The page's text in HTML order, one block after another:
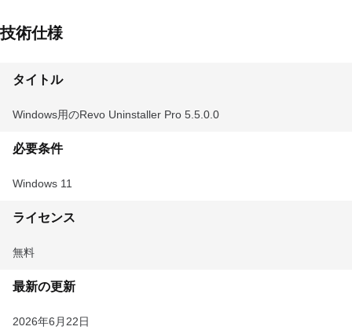
技術仕様
タイトル
Windows用のRevo Uninstaller Pro 5.5.0.0
必要条件
Windows 11
ライセンス
無料
最新の更新
2026年6月22日